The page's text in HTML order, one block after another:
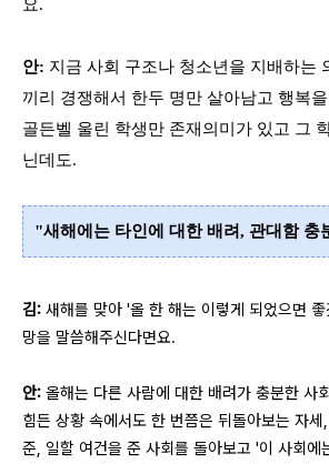
요.
안: 지금 사회 구조나 청소년을 지배하는
끼리 경쟁해서 한두 명만 살아남고 행복
골든벨 울린 학생만 존재의미가 있고 그
닌데도.
"새해에는 타인에 대한 배려, 관대함 충
김: 새해를 맞아 '올 한 해는 이렇게 되었으면
망을 말씀해주신다면요.
안: 올해는 다른 사람에 대한 배려가 충분한 사
힘든 상황 속에서도 한 번쯤은 뒤돌아보는 자
준, 일할 여건을 준 사회를 돌아보고 '이 사회에